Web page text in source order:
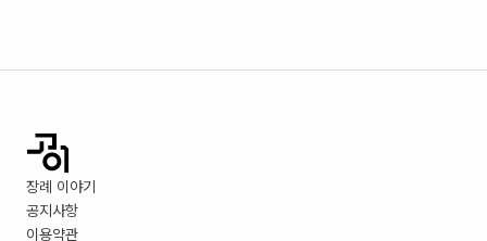
장례 이야기
공지사항
이용약관